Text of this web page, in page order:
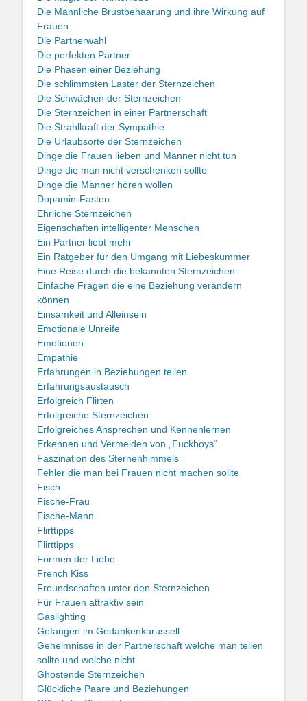
Die Männliche Brustbehaarung und ihre Wirkung auf
Frauen
Die Partnerwahl
Die perfekten Partner
Die Phasen einer Beziehung
Die schlimmsten Laster der Sternzeichen
Die Schwächen der Sternzeichen
Die Sternzeichen in einer Partnerschaft
Die Strahlkraft der Sympathie
Die Urlaubsorte der Sternzeichen
Dinge die Frauen lieben und Männer nicht tun
Dinge die man nicht verschenken sollte
Dinge die Männer hören wollen
Dopamin-Fasten
Ehrliche Sternzeichen
Eigenschaften intelligenter Menschen
Ein Partner liebt mehr
Ein Ratgeber für den Umgang mit Liebeskummer
Eine Reise durch die bekannten Sternzeichen
Einfache Fragen die eine Beziehung verändern
können
Einsamkeit und Alleinsein
Emotionale Unreife
Emotionen
Empathie
Erfahrungen in Beziehungen teilen
Erfahrungsaustausch
Erfolgreich Flirten
Erfolgreiche Sternzeichen
Erfolgreiches Ansprechen und Kennenlernen
Erkennen und Vermeiden von „Fuckboys“
Faszination des Sternenhimmels
Fehler die man bei Frauen nicht machen sollte
Fisch
Fische-Frau
Fische-Mann
Flirttipps
Flirttipps
Formen der Liebe
French Kiss
Freundschaften unter den Sternzeichen
Für Frauen attraktiv sein
Gaslighting
Gefangen im Gedankenkarussell
Geheimnisse in der Partnerschaft welche man teilen
sollte und welche nicht
Ghostende Sternzeichen
Glückliche Paare und Beziehungen